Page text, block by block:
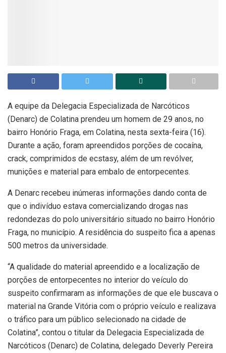
A equipe da Delegacia Especializada de Narcóticos
(Denarc) de Colatina prendeu um homem de 29 anos, no
bairro Honório Fraga, em Colatina, nesta sexta-feira (16).
Durante a ação, foram apreendidos porções de cocaína,
crack, comprimidos de ecstasy, além de um revólver,
munições e material para embalo de entorpecentes.
A Denarc recebeu inúmeras informações dando conta de
que o indivíduo estava comercializando drogas nas
redondezas do polo universitário situado no bairro Honório
Fraga, no município. A residência do suspeito fica a apenas
500 metros da universidade.
“A qualidade do material apreendido e a localização de
porções de entorpecentes no interior do veículo do
suspeito confirmaram as informações de que ele buscava o
material na Grande Vitória com o próprio veículo e realizava
o tráfico para um público selecionado na cidade de
Colatina”, contou o titular da Delegacia Especializada de
Narcóticos (Denarc) de Colatina, delegado Deverly Pereira